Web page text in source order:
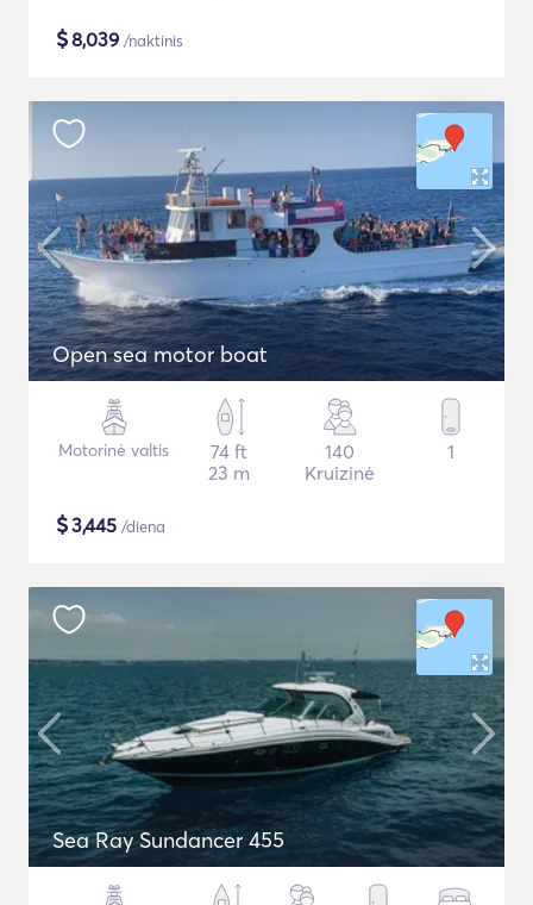
$8,039 /naktinis
Open sea motor boat
Motorinė valtis
74 ft
23 m
140
Kruizinė
1
$3,445 /diena
Sea Ray Sundancer 455